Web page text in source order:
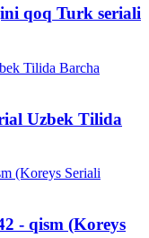
qoq Turk seriali
Uzbek Tilida
- qism (Koreys